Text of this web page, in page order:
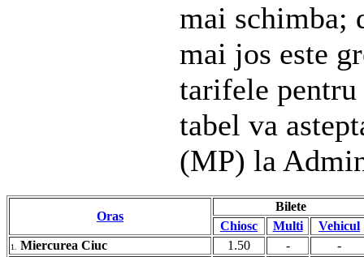
mai schimba;
mai jos este
tarifele pentru
tabel va
(MP) la
Oras
Bilete
Chiosc
Multi Vehicul
1. Miercurea Ciuc 1.50 - -